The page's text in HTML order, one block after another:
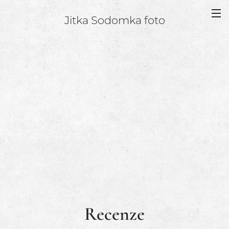
Jitka Sodomka foto
Recenze